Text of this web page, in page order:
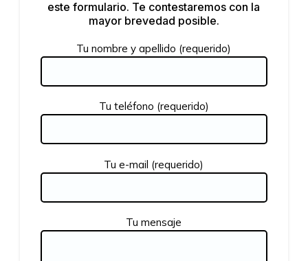
este formulario. Te contestaremos con la
mayor brevedad posible.
Tu nombre y apellido (requerido)
Tu teléfono (requerido)
Tu e-mail (requerido)
Tu mensaje